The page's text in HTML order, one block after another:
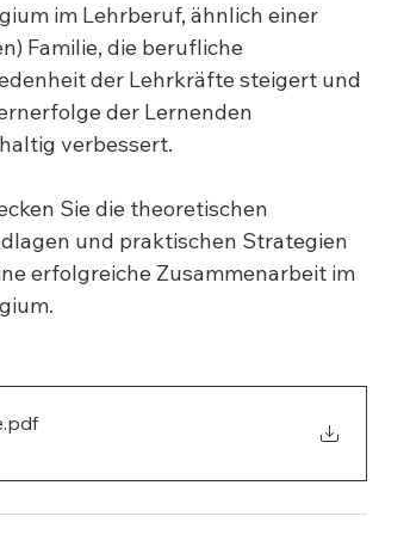
im Lehrberuf, ähnlich einer
Familie, die berufliche
der Lehrkräfte steigert und
der Lernenden
verbessert.
Sie die theoretischen
und praktischen Strategien
erfolgreiche Zusammenarbeit im
.pdf